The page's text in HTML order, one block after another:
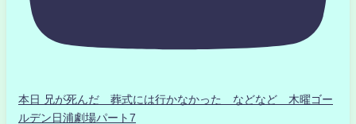
本日 兄が死んだ 葬式には行かなかった などなど 木曜ゴー
ルデン日浦劇場パート7